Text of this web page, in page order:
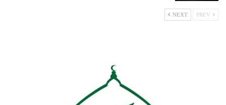
NEXT